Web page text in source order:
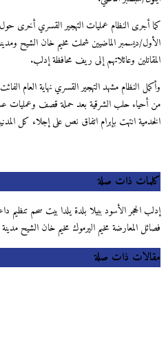
كما أجرى النظام عمليات التهجير القسري أخرى حول
الأول/ديسمبر الماضيين شملت مخيم خان الشيح
المقاتلين وعائلاتهم إلى ريف محافظة إدلب.
وأكمل النظام مشهد التهجير القسري نهاية العام
من أحياء حلب الشرقية بعد حملة قصف وعمليات
الخدمية انتهت بإبرام اتفاق نص على إجلاء كل
كلمات ذات صلة
إدلب الحجر الأسود ببيلا بلدة يلدا بيت سحم تنظيم
فصائل المعارضة مخيم اليرموك مخيم خان الشيح مدينة
مقالات ذات صلة